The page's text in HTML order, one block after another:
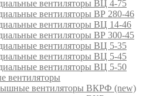
вентиляторы ВЦ 4-75
вентиляторы ВР 280-46
вентиляторы ВЦ 14-46
вентиляторы ВР 300-45
вентиляторы ВЦ 5-35
вентиляторы ВЦ 5-45
вентиляторы ВЦ 5-50
вентиляторы
вентиляторы ВКРФ (new)